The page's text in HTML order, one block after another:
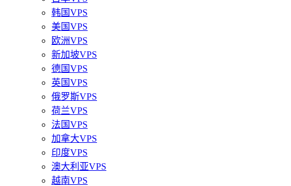
韩国VPS
美国VPS
欧洲VPS
新加坡VPS
德国VPS
英国VPS
俄罗斯VPS
荷兰VPS
法国VPS
加拿大VPS
印度VPS
澳大利亚VPS
越南VPS